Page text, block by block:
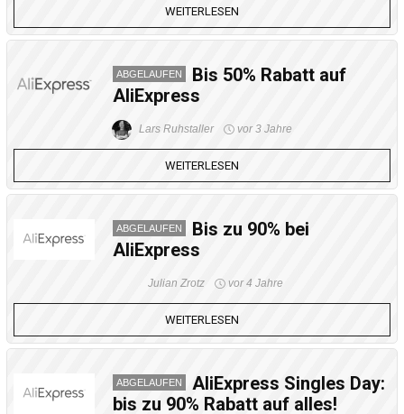
WEITERLESEN
ABGELAUFEN
Bis 50% Rabatt auf
AliExpress
Lars Ruhstaller vor 3 Jahre
WEITERLESEN
ABGELAUFEN
Bis zu 90% bei
AliExpress
Julian Zrotz vor 4 Jahre
WEITERLESEN
ABGELAUFEN
AliExpress Singles Day:
bis zu 90% Rabatt auf alles!